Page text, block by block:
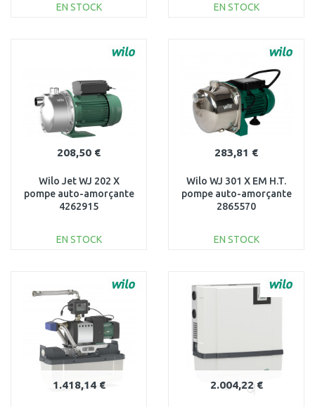
EN STOCK
EN STOCK
208,50 €
Wilo Jet WJ 202 X
pompe auto-amorçante
4262915
EN STOCK
Au comparatif
283,81 €
Wilo WJ 301 X EM H.T.
pompe auto-amorçante
2865570
EN STOCK
Au comparatif
1.418,14 € 2.004,22 €